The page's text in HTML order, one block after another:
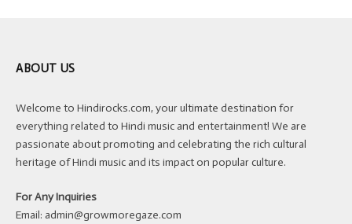
ABOUT US
Welcome to Hindirocks.com, your ultimate destination for
everything related to Hindi music and entertainment! We are
passionate about promoting and celebrating the rich cultural
heritage of Hindi music and its impact on popular culture.
For Any Inquiries
Email: admin@growmoregaze.com